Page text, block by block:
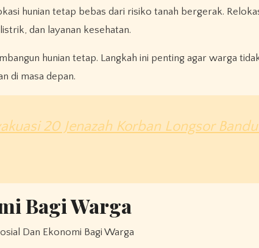
hunian tetap bebas dari risiko tanah bergerak.
dan layanan kesehatan.
hunian tetap. Langkah ini penting agar warga
di masa depan.
20 Jenazah Korban Longsor
Bagi Warga